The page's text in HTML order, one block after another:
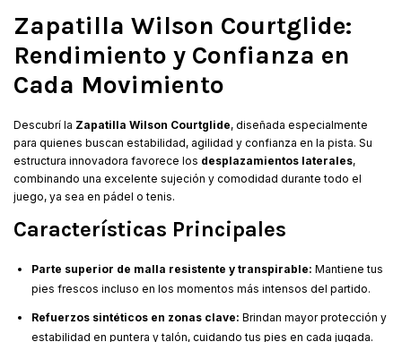
Zapatilla Wilson Courtglide:
Rendimiento y Confianza en
Cada Movimiento
Descubrí la Zapatilla Wilson Courtglide, diseñada especialmente
para quienes buscan estabilidad, agilidad y confianza en la pista. Su
estructura innovadora favorece los desplazamientos laterales,
combinando una excelente sujeción y comodidad durante todo el
juego, ya sea en pádel o tenis.
Características Principales
Parte superior de malla resistente y transpirable: Mantiene tus
pies frescos incluso en los momentos más intensos del partido.
Refuerzos sintéticos en zonas clave: Brindan mayor protección y
estabilidad en puntera y talón, cuidando tus pies en cada jugada.